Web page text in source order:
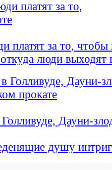
за то, чтобы
люди выходят
Дауни-
душу